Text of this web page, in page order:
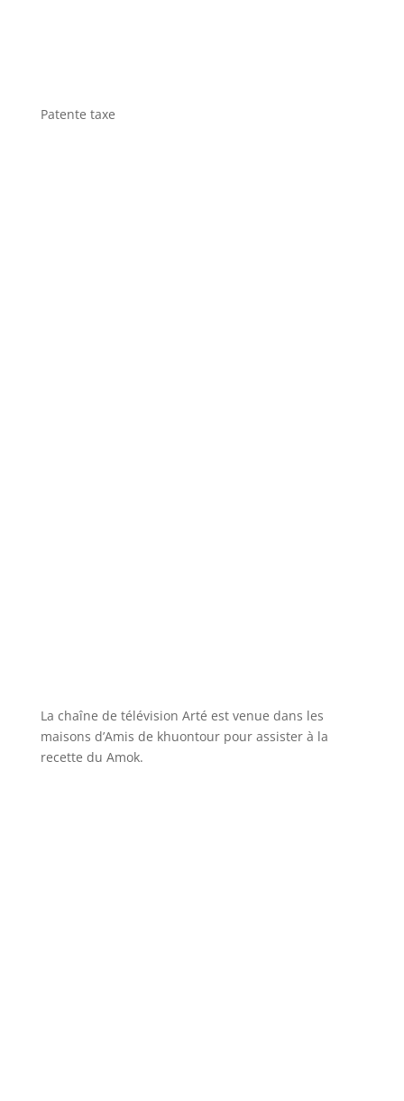
Patente taxe
La chaîne de télévision Arté est venue dans les
maisons d’Amis de khuontour pour assister à la
recette du Amok.